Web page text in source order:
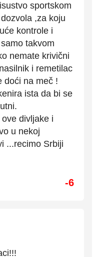
sportskom
,za koju
kontrole i
takvom
nemate krivični
i remetilac
doći na meč !
ista da bi se
divljake i
u nekoj
...recimo Srbiji
-6